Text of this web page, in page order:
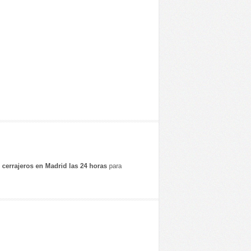
cerrajeros en Madrid las 24 horas para